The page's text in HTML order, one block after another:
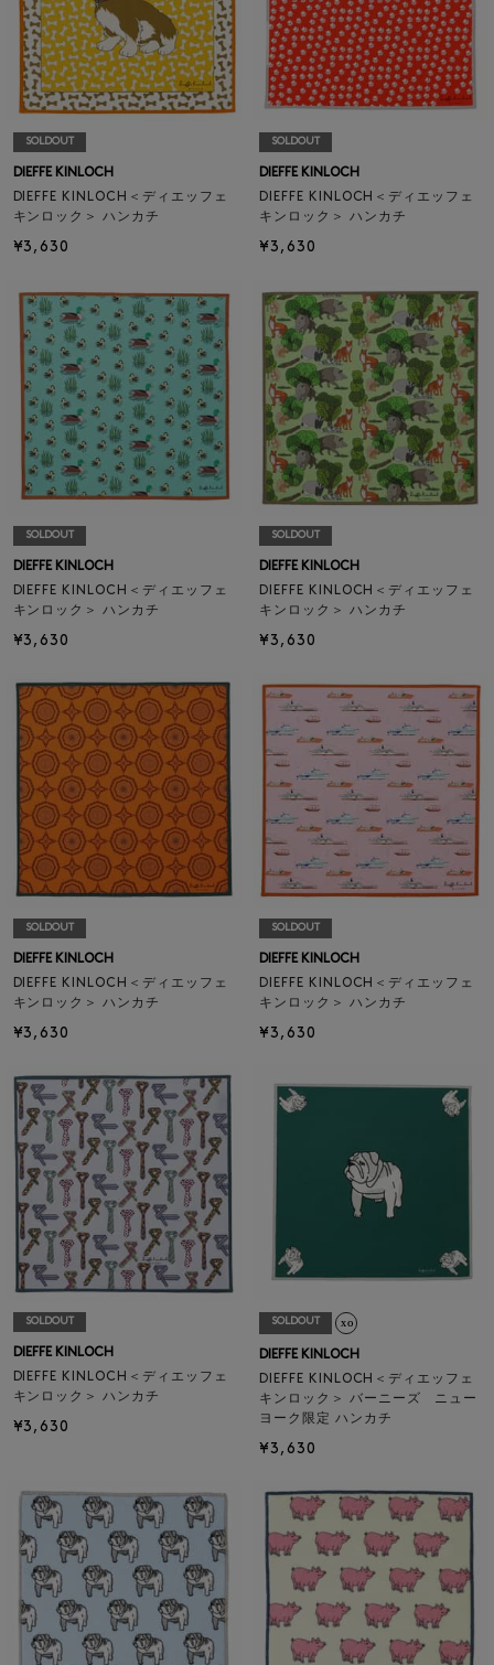
SOLDOUT
DIEFFE KINLOCH
DIEFFE KINLOCH＜ディエッフェ
キンロック＞ ハンカチ
¥3,630
SOLDOUT
DIEFFE KINLOCH
DIEFFE KINLOCH＜ディエッフェ
キンロック＞ ハンカチ
¥3,630
SOLDOUT
DIEFFE KINLOCH
DIEFFE KINLOCH＜ディエッフェ
キンロック＞ ハンカチ
¥3,630
SOLDOUT
DIEFFE KINLOCH
DIEFFE KINLOCH＜ディエッフェ
キンロック＞ ハンカチ
¥3,630
SOLDOUT
DIEFFE KINLOCH
DIEFFE KINLOCH＜ディエッフェ
キンロック＞ ハンカチ
¥3,630
SOLDOUT
DIEFFE KINLOCH
DIEFFE KINLOCH＜ディエッフェ
キンロック＞ ハンカチ
¥3,630
SOLDOUT
DIEFFE KINLOCH
DIEFFE KINLOCH＜ディエッフェ
キンロック＞ ハンカチ
¥3,630
SOLDOUT
DIEFFE KINLOCH
DIEFFE KINLOCH＜ディエッフェ
キンロック＞ バーニーズ ニュー
ヨーク限定 ハンカチ
¥3,630